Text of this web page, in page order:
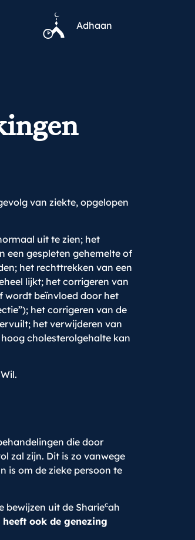
Adhaan
van ziekte, opgelopen
uit te zien; het
een gespleten gehemelte of
het rechttrekken van een
lijkt; het corrigeren van
wordt beïnvloed door het
het corrigeren van de
het verwijderen van
cholesterolgehalte kan
die door
zal zijn. Dit is zo vanwege
is om de zieke persoon te
bewijzen uit de Shariecah
ook de genezing